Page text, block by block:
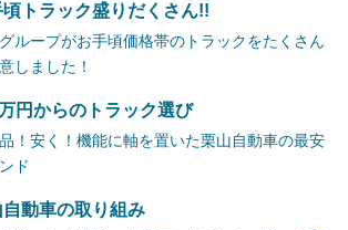
頃トラック盛りだくさん!!
ループがお手頃価格帯のトラックをたくさん
しました！
円からのトラック選び
！安く！機能に軸を置いた栗山自動車の最安
ド
動車の取り組み